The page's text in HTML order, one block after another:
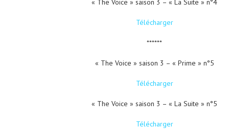
« The Voice » saison 3 – « La Suite » n°4
Télécharger
******
« The Voice » saison 3 – « Prime » n°5
Télécharger
« The Voice » saison 3 – « La Suite » n°5
Télécharger